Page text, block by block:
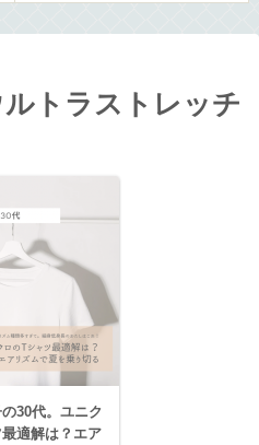
トラストレッチ
30代。ユニク
適解は？エア